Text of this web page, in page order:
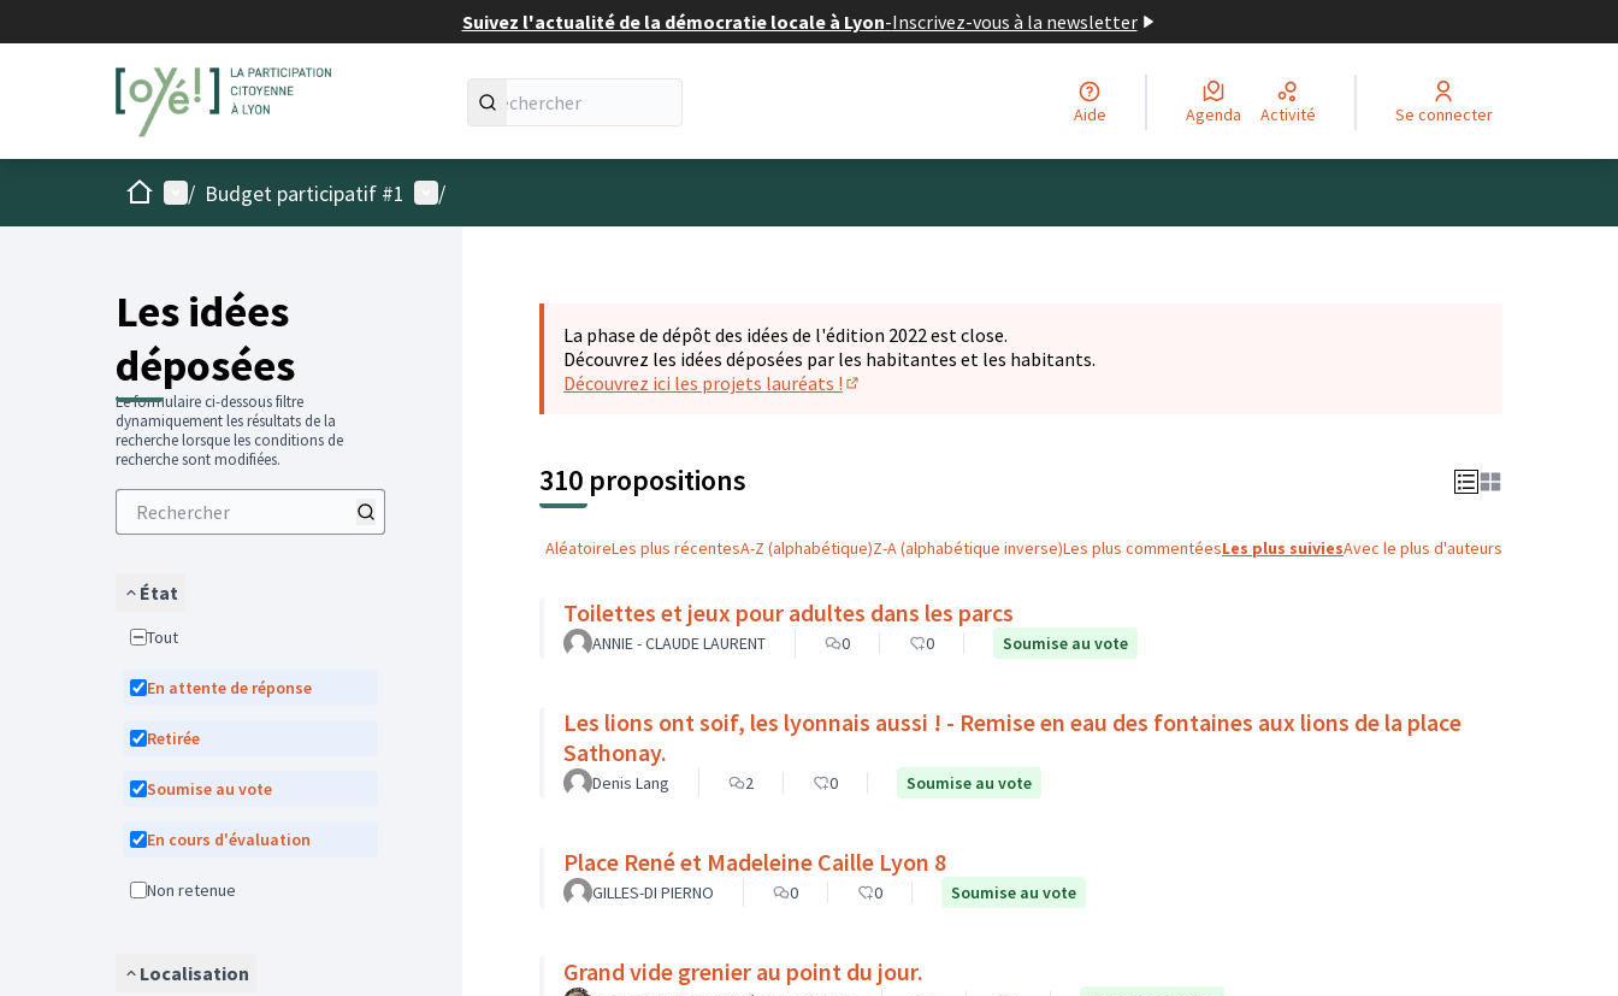
Suivez l'actualité de la démocratie locale à Lyon-Inscrivez-vous à la newsletter
Aide Agenda Activité Se connecter
AccueilMenu principal
/ Budget participatif #1 Menu utilisateur
/
Les idées
déposées
Le formulaire ci-dessous filtre
dynamiquement les résultats de la
recherche lorsque les conditions de
recherche sont modifiées.
État
Tout
En attente de réponse
Retirée
Soumise au vote
En cours d'évaluation
Non retenue
Localisation
La phase de dépôt des idées de l'édition 2022 est close.
Découvrez les idées déposées par les habitantes et les habitants.
Découvrez ici les projets lauréats !
310 propositions
AléatoireLes plus récentesA-Z (alphabétique)Z-A (alphabétique inverse)Les plus commentéesLes plus suiviesAvec le plus d'auteurs
Toilettes et jeux pour adultes dans les parcs
ANNIE - CLAUDE LAURENT 0 0 Soumise au vote
Les lions ont soif, les lyonnais aussi ! - Remise en eau des fontaines aux lions de la place
Sathonay.
Denis Lang 2 0 Soumise au vote
Place René et Madeleine Caille Lyon 8
GILLES-DI PIERNO 0 0 Soumise au vote
Grand vide grenier au point du jour.